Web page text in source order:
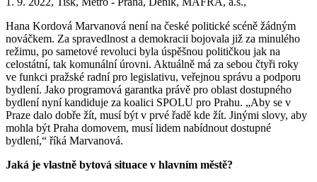
Hana Kordová Marvanová není na české politické scéně žádným
nováčkem. Za spravedlnost a demokracii bojovala již za minulého
režimu, po sametové revoluci byla úspěšnou političkou jak na
celostátní, tak komunální úrovni. Aktuálně má za sebou čtyři roky
ve funkci pražské radní pro legislativu, veřejnou správu a podporu
bydlení. Jako programová garantka právě pro oblast dostupného
bydlení nyní kandiduje za koalici SPOLU pro Prahu. „Aby se v
Praze dalo dobře žít, musí být v prvé řadě kde žít. Jinými slovy, aby
mohla být Praha domovem, musí lidem nabídnout dostupné
bydlení,“ říká Marvanová.
Jaká je vlastně bytová situace v hlavním městě?